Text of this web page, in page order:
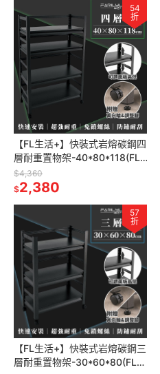
54
折
【FL生活+】快裝式岩熔碳鋼四
層耐重置物架-40*80*118(FL-
268) 免螺絲 角鋼架 展示架 層
架 廚房層架
$4,360
$2,380
57
折
【FL生活+】快裝式岩熔碳鋼三
層耐重置物架-30*60*80(FL-